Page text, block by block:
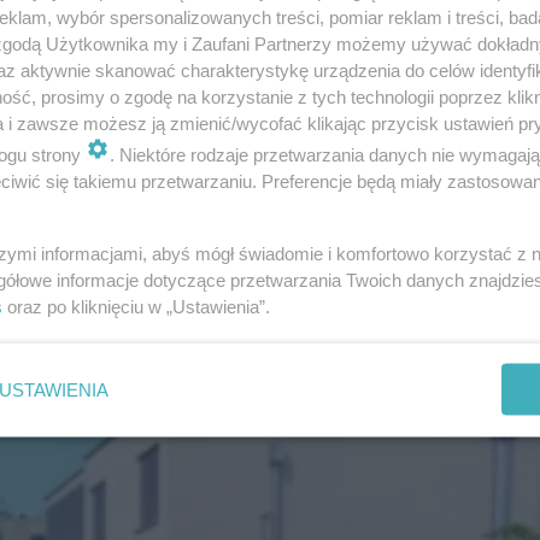
wartość oporu cieplnego. Dachy zielone można
pamiętać o dostosowaniu obiektu do
kilka podstawowych kryteriów: być lekka,
do budowy materiały muszą
to ze specyficznych warunków panujących w
mokre, inne narażone na działanie kwasów
wybór spersonalizowanych treści, pomiar reklam i treści,
Użytkownika my i Zaufani Partnerzy możemy używać
aktywnie skanować charakterystykę urządzenia do celów
prosimy o zgodę na korzystanie z tych technologii poprzez
i zawsze możesz ją zmienić/wycofać klikając przycisk ustawień
strony
. Niektóre rodzaje przetwarzania danych nie
się takiemu przetwarzaniu. Preferencje będą miały
informacjami, abyś mógł świadomie i komfortowo korzystać z
informacje dotyczące przetwarzania Twoich danych
oraz po kliknięciu w „Ustawienia”.
USTAWIENIA